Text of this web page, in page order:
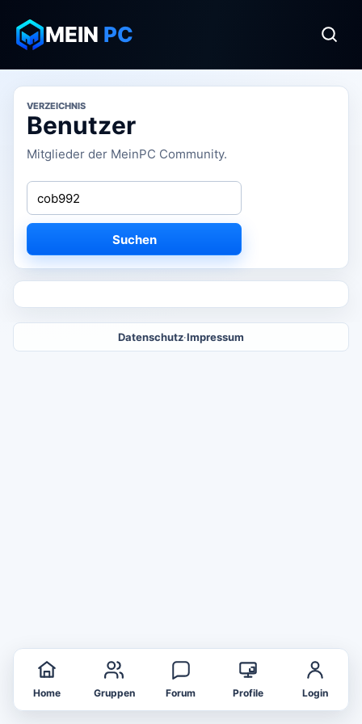
MEIN PC
VERZEICHNIS
Benutzer
Mitglieder der MeinPC Community.
Suchen
Datenschutz·Impressum
Home Gruppen Forum Profile Login